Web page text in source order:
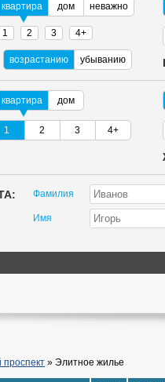
квартира дом неважно
1 2 3 4+
возрастанию убыванию
квартира дом
1 2 3 4+
Фамилия
Имя
проспект » Элитное жилье